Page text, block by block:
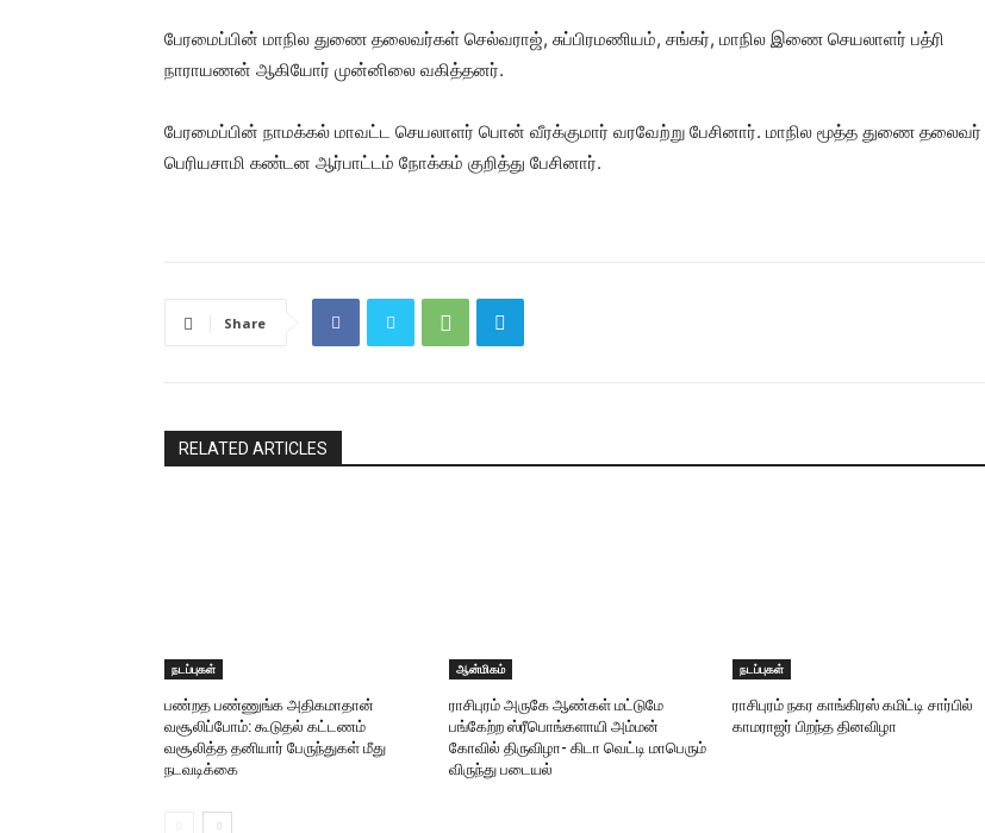
பேரமைப்பின் மாநில துணை தலைவர்கள் செல்வராஜ், சுப்பிரமணியம், சங்கர், மாநில இணை செயலாளர் பத்ரி
நாராயணன் ஆகியோர் முன்னிலை வகித்தனர்.
பேரமைப்பின் நாமக்கல் மாவட்ட செயலாளர் பொன் வீரக்குமார் வரவேற்று பேசினார். மாநில மூத்த துணை தலைவர்
பெரியசாமி கண்டன ஆர்பாட்டம் நோக்கம் குறித்து பேசினார்.
Share
RELATED ARTICLES
நடப்புகள்
பண்றத பண்ணுங்க அதிகமாதான்
வசூலிப்போம்: கூடுதல் கட்டணம்
வசூலித்த தனியார் பேருந்துகள் மீது
நடவடிக்கை
ஆன்மிகம்
ராசிபுரம் அருகே ஆண்கள் மட்டுமே
பங்கேற்ற ஸ்ரீபொங்களாயி அம்மன்
கோவில் திருவிழா- கிடா வெட்டி மாபெரும்
விருந்து படையல்
நடப்புகள்
ராசிபுரம் நகர காங்கிரஸ் கமிட்டி சார்பில்
காமராஜர் பிறந்த தினவிழா